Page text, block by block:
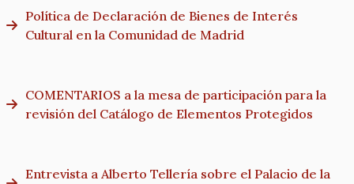
Política de Declaración de Bienes de Interés
Cultural en la Comunidad de Madrid
COMENTARIOS a la mesa de participación para la
revisión del Catálogo de Elementos Protegidos
Entrevista a Alberto Tellería sobre el Palacio de la